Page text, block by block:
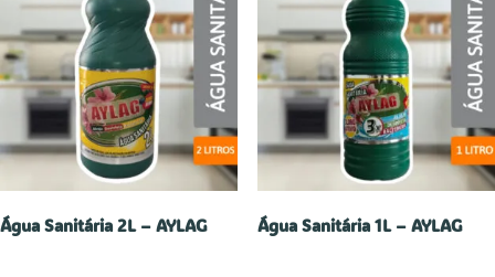
Água Sanitária 2L – AYLAG Água Sanitária 1L – AYLAG